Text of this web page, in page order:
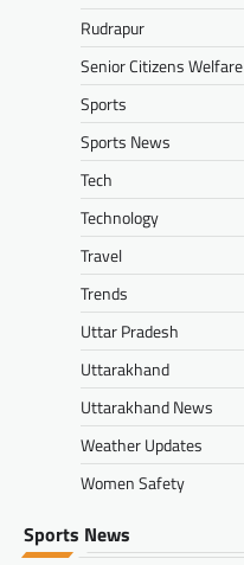
Rudrapur
Senior Citizens Welfare
Sports
Sports News
Tech
Technology
Travel
Trends
Uttar Pradesh
Uttarakhand
Uttarakhand News
Weather Updates
Women Safety
Sports News